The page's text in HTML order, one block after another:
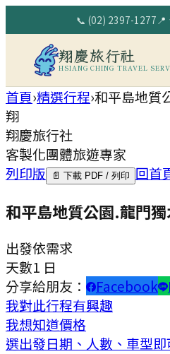
📞 (02) 2397-1277📍
翔慶旅行社
HSIANG CHING TRAVEL
首頁›精選行程›和平島地質
翔
翔慶旅行社
客製化團體旅遊專家
列印版
📄 下載 PDF / 列印 回首
和平島地質公園.龍門
出發依需求
天數1 日
分享給朋友：
Facebook
我對此行程有興趣
我想知道價格
選出發日期、人數、車型